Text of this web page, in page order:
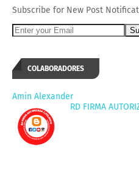
Subscribe for New Post
COLABORADORES
Amin Alexander
RD FIRMA